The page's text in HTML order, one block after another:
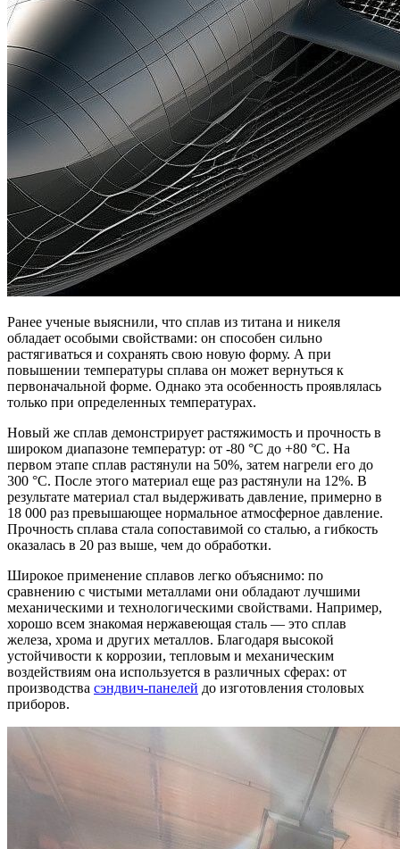
Ранее ученые выяснили, что сплав из титана и никеля
обладает особыми свойствами: он способен сильно
растягиваться и сохранять свою новую форму. А при
повышении температуры сплава он может вернуться к
первоначальной форме. Однако эта особенность проявлялась
только при определенных температурах.
Новый же сплав демонстрирует растяжимость и прочность в
широком диапазоне температур: от -80 °С до +80 °С. На
первом этапе сплав растянули на 50%, затем нагрели его до
300 °С. После этого материал еще раз растянули на 12%. В
результате материал стал выдерживать давление, примерно в
18 000 раз превышающее нормальное атмосферное давление.
Прочность сплава стала сопоставимой со сталью, а гибкость
оказалась в 20 раз выше, чем до обработки.
Широкое применение сплавов легко объяснимо: по
сравнению с чистыми металлами они обладают лучшими
механическими и технологическими свойствами. Например,
хорошо всем знакомая нержавеющая сталь — это сплав
железа, хрома и других металлов. Благодаря высокой
устойчивости к коррозии, тепловым и механическим
воздействиям она используется в различных сферах: от
производства сэндвич-панелей до изготовления столовых
приборов.